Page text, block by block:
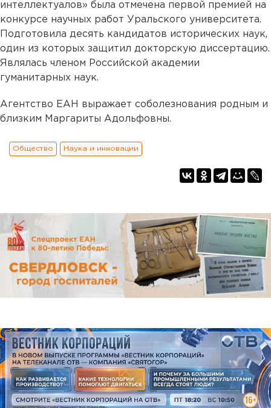
интеллектуалов» была отмечена первой премией на
конкурсе научных работ Уральского университета.
Подготовила десять кандидатов исторических наук,
один из которых защитил докторскую диссертацию.
Являлась членом Российской академии
гуманитарных наук.
Агентство ЕАН выражает соболезнования родным и
близким Маргариты Адольфовны.
Общество Наука и инновации